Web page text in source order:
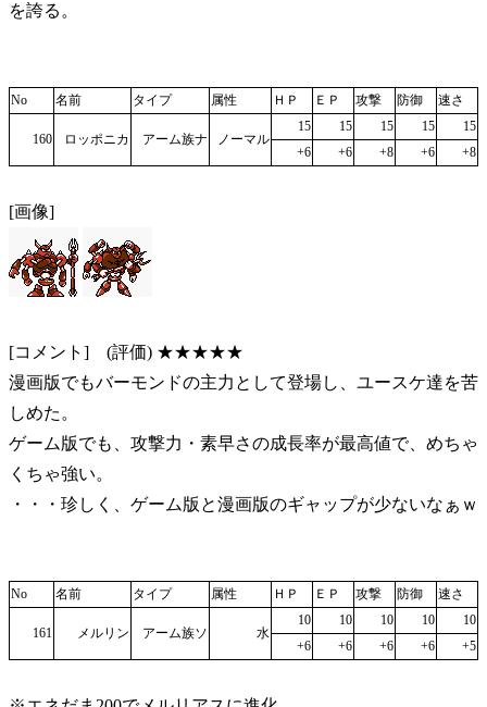
を誇る。
No 名前 タイプ 属性 ＨＰ ＥＰ 攻撃 防御 速さ
160 ロッポニカ アーム族ナ ノーマル
15 15 15 15
15
+6
+6 +8 +6 +8
[画像]
[コメント] (評価) ★★★★★
漫画版でもバーモンドの主力として登場し、ユースケ達を苦
しめた。
ゲーム版でも、攻撃力・素早さの成長率が最高値で、めちゃ
くちゃ強い。
・・・珍しく、ゲーム版と漫画版のギャップが少ないなぁｗ
No 名前 タイプ 属性 ＨＰ ＥＰ 攻撃 防御 速さ
161 メルリン アーム族ソ 水
10 10 10 10
10
+6
+6 +6 +6 +5